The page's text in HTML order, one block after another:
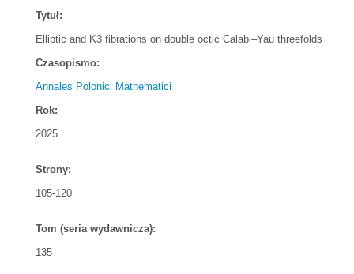
Tytuł:
Elliptic and K3 fibrations on double octic Calabi–Yau threefolds
Czasopismo:
Annales Polonici Mathematici
Rok:
2025
Strony:
105-120
Tom (seria wydawnicza):
135